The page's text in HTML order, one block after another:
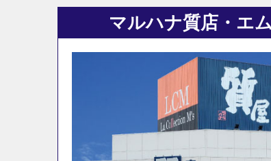
マルハナ質店・エ